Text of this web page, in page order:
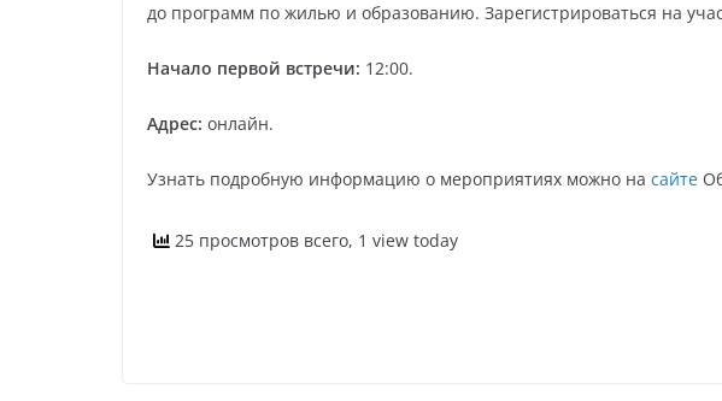
до программ по жилью и образованию. Зарегистрироваться на
Начало первой встречи: 12:00.
Адрес: онлайн.
Узнать подробную информацию о мероприятиях можно на сайте
25 просмотров всего, 1 view today